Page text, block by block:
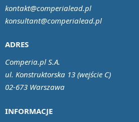
INFORMACJE
ADRES
Comperia.pl S.A.
ul. Konstruktorska 13 (wejście C)
02-673 Warszawa
kontakt@comperialead.pl
konsultant@comperialead.pl